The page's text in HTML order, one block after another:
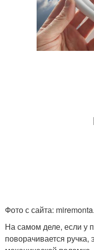
Фото с сайта:
На самом деле, если у
поворачивается ручка,